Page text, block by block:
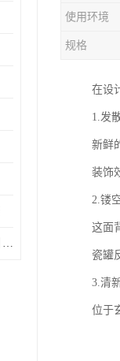
人和安全标牌生产 支持定制 润乔
使用环境
规格
在设
1.发
新鲜
装饰
2.镂
这面
瓷罐
3.清
位于